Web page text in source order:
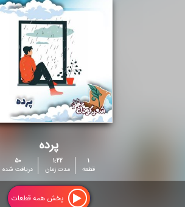
پرده
۱
قطعه
۱:۲۲
مدت زمان
۵۰
دریافت شده
پخش همه قطعات